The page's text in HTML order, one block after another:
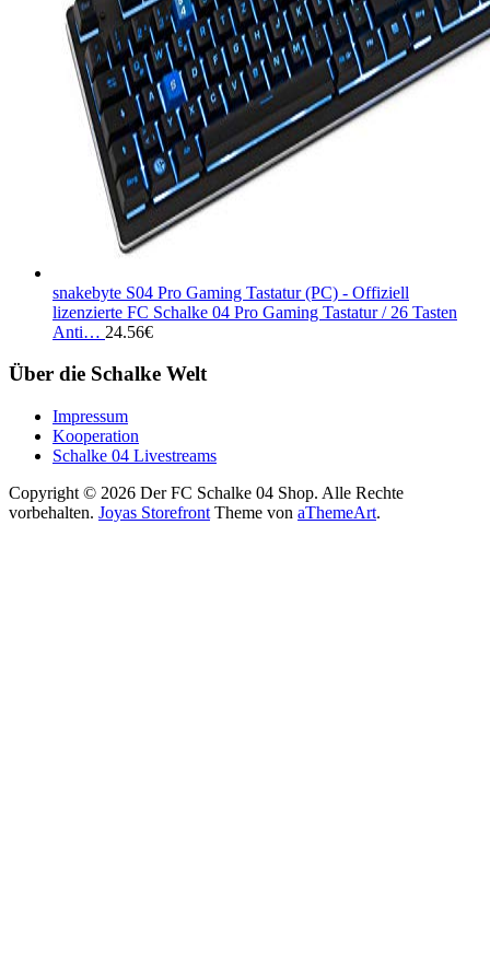
snakebyte S04 Pro Gaming Tastatur (PC) - Offiziell
lizenzierte FC Schalke 04 Pro Gaming Tastatur / 26 Tasten
Anti… 24.56€
Über die Schalke Welt
Impressum
Kooperation
Schalke 04 Livestreams
Copyright © 2026 Der FC Schalke 04 Shop. Alle Rechte
vorbehalten. Joyas Storefront Theme von aThemeArt.